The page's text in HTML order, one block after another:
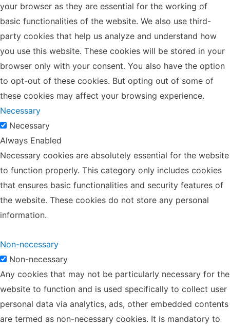
your browser as they are essential for the working of
basic functionalities of the website. We also use third-
party cookies that help us analyze and understand how
you use this website. These cookies will be stored in your
browser only with your consent. You also have the option
to opt-out of these cookies. But opting out of some of
these cookies may affect your browsing experience.
Necessary
Necessary
Always Enabled
Necessary cookies are absolutely essential for the website
to function properly. This category only includes cookies
that ensures basic functionalities and security features of
the website. These cookies do not store any personal
information.
Non-necessary
Non-necessary
Any cookies that may not be particularly necessary for the
website to function and is used specifically to collect user
personal data via analytics, ads, other embedded contents
are termed as non-necessary cookies. It is mandatory to